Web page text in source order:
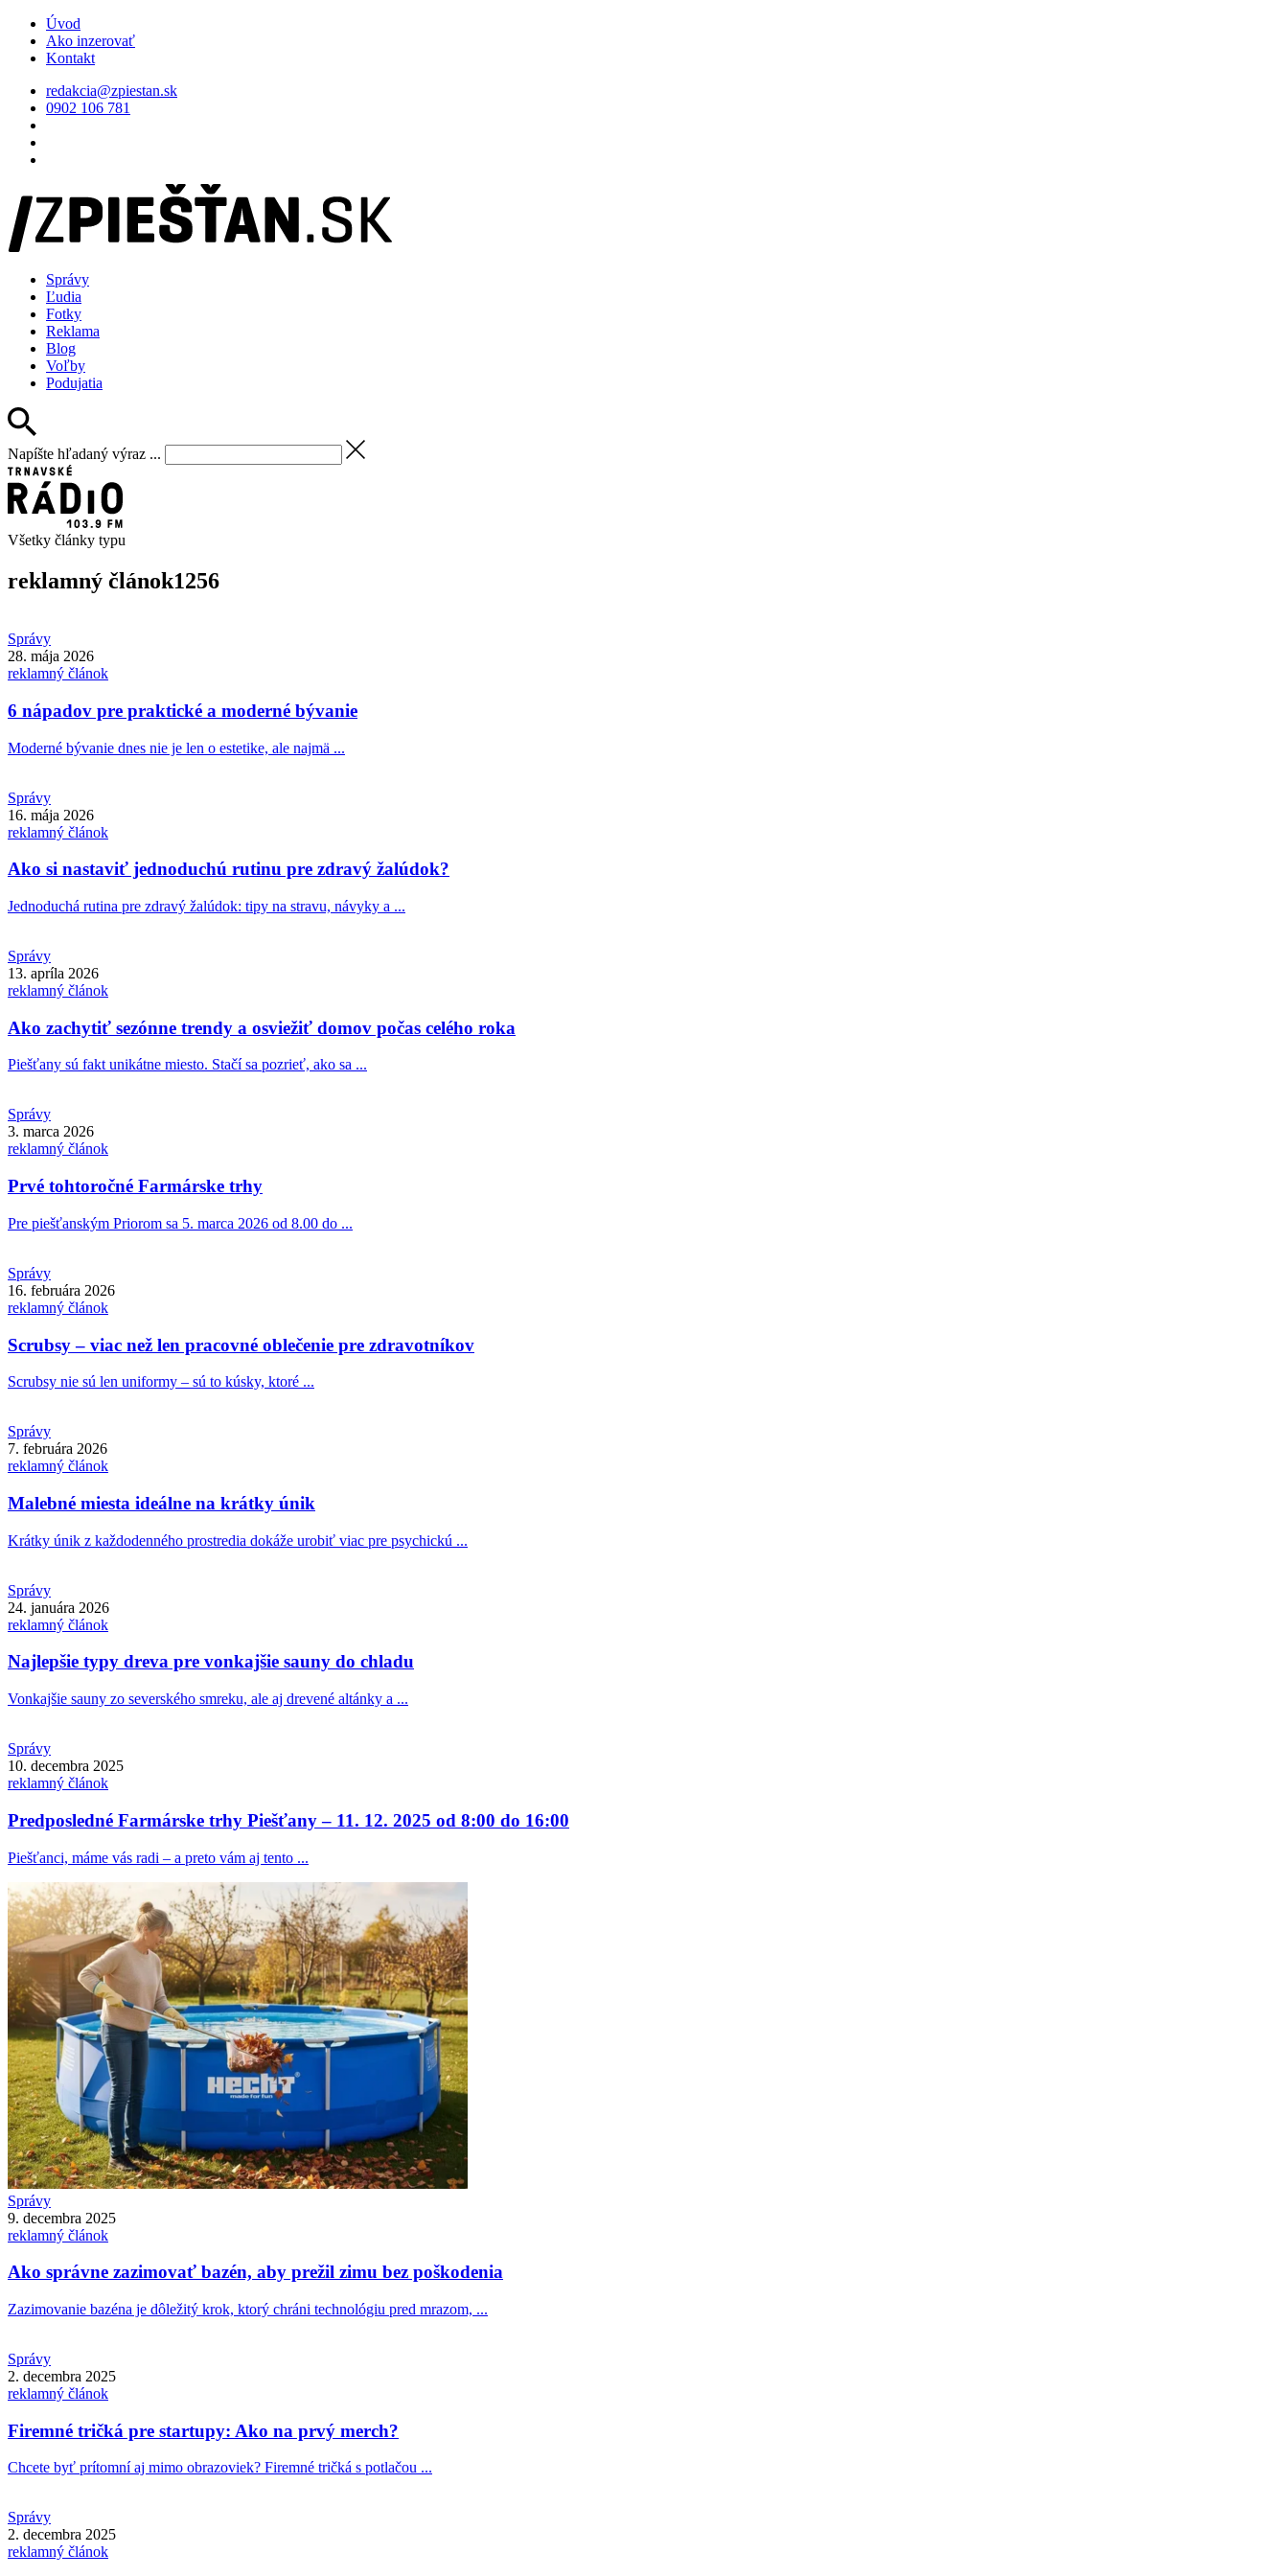
Úvod
Ako inzerovať
Kontakt
redakcia@zpiestan.sk
0902 106 781
Správy
Ľudia
Fotky
Reklama
Blog
Voľby
Podujatia
Napíšte hľadaný výraz ...
Všetky články typu
reklamný článok1256
Správy
28. mája 2026
reklamný článok
6 nápadov pre praktické a moderné bývanie
Moderné bývanie dnes nie je len o estetike, ale najmä ...
Správy
16. mája 2026
reklamný článok
Ako si nastaviť jednoduchú rutinu pre zdravý žalúdok?
Jednoduchá rutina pre zdravý žalúdok: tipy na stravu, návyky a ...
Správy
13. apríla 2026
reklamný článok
Ako zachytiť sezónne trendy a osviežiť domov počas celého roka
Piešťany sú fakt unikátne miesto. Stačí sa pozrieť, ako sa ...
Správy
3. marca 2026
reklamný článok
Prvé tohtoročné Farmárske trhy
Pre piešťanským Priorom sa 5. marca 2026 od 8.00 do ...
Správy
16. februára 2026
reklamný článok
Scrubsy – viac než len pracovné oblečenie pre zdravotníkov
Scrubsy nie sú len uniformy – sú to kúsky, ktoré ...
Správy
7. februára 2026
reklamný článok
Malebné miesta ideálne na krátky únik
Krátky únik z každodenného prostredia dokáže urobiť viac pre psychickú ...
Správy
24. januára 2026
reklamný článok
Najlepšie typy dreva pre vonkajšie sauny do chladu
Vonkajšie sauny zo severského smreku, ale aj drevené altánky a ...
Správy
10. decembra 2025
reklamný článok
Predposledné Farmárske trhy Piešťany – 11. 12. 2025 od 8:00 do 16:00
Piešťanci, máme vás radi – a preto vám aj tento ...
Správy
9. decembra 2025
reklamný článok
Ako správne zazimovať bazén, aby prežil zimu bez poškodenia
Zazimovanie bazéna je dôležitý krok, ktorý chráni technológiu pred mrazom, ...
Správy
2. decembra 2025
reklamný článok
Firemné tričká pre startupy: Ako na prvý merch?
Chcete byť prítomní aj mimo obrazoviek? Firemné tričká s potlačou ...
Správy
2. decembra 2025
reklamný článok